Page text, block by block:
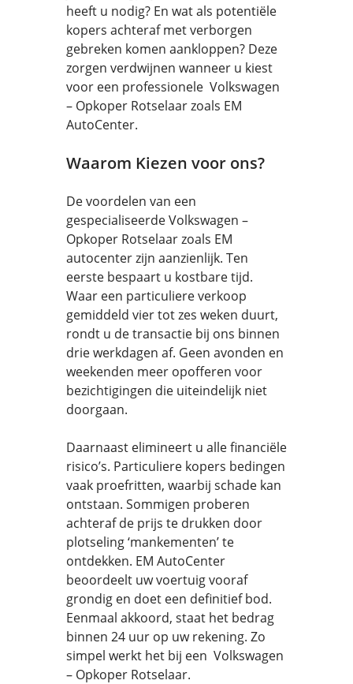
heeft u nodig? En wat als potentiële
kopers achteraf met verborgen
gebreken komen aankloppen? Deze
zorgen verdwijnen wanneer u kiest
voor een professionele Volkswagen
– Opkoper Rotselaar zoals EM
AutoCenter.
Waarom Kiezen voor ons?
De voordelen van een
gespecialiseerde Volkswagen –
Opkoper Rotselaar zoals EM
autocenter zijn aanzienlijk. Ten
eerste bespaart u kostbare tijd.
Waar een particuliere verkoop
gemiddeld vier tot zes weken duurt,
rondt u de transactie bij ons binnen
drie werkdagen af. Geen avonden en
weekenden meer opofferen voor
bezichtigingen die uiteindelijk niet
doorgaan.
Daarnaast elimineert u alle financiële
risico’s. Particuliere kopers bedingen
vaak proefritten, waarbij schade kan
ontstaan. Sommigen proberen
achteraf de prijs te drukken door
plotseling ‘mankementen’ te
ontdekken. EM AutoCenter
beoordeelt uw voertuig vooraf
grondig en doet een definitief bod.
Eenmaal akkoord, staat het bedrag
binnen 24 uur op uw rekening. Zo
simpel werkt het bij een Volkswagen
– Opkoper Rotselaar.